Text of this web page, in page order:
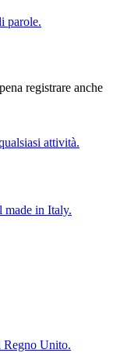
parole.
registrare anche
attività.
made in Italy.
Regno Unito.